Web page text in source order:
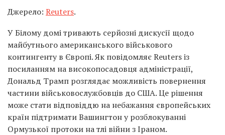
Джерело: Reuters.
У Білому домі тривають серйозні дискусії щодо
майбутнього американського військового
контингенту в Європі. Як повідомляє Reuters із
посиланням на високопосадовця адміністрації,
Дональд Трамп розглядає можливість повернення
частини військовослужбовців до США. Це рішення
може стати відповіддю на небажання європейських
країн підтримати Вашингтон у розблокуванні
Ормузької протоки на тлі війни з Іраном.